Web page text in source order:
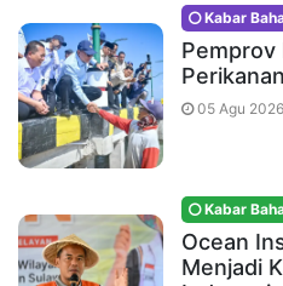
Kabar
Pemprov
05 Agu 2026
Kabar
Ocean
Menjadi